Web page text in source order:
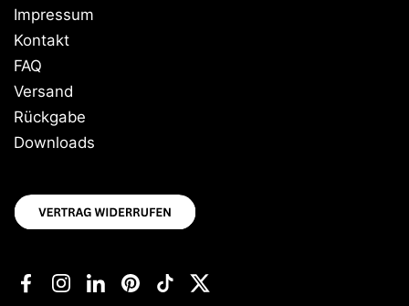
Impressum
Kontakt
FAQ
Versand
Rückgabe
Downloads
FacebookInstagram
LinkedInPinterest
TikTokTwitter